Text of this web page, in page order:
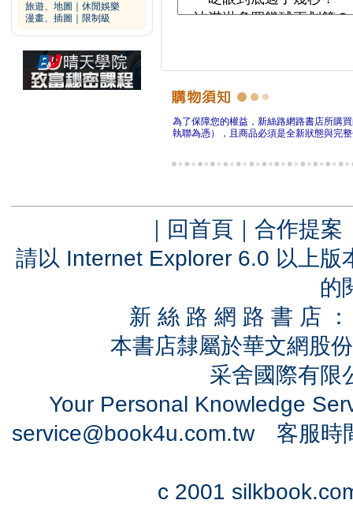
旅遊、地圖
休閒娛樂
漫畫、插圖
限制級
為了保障您的權益，新絲路網路書店所購
執聯為憑），且商品必須是全新狀態與完
｜ 回首頁 ｜ 合作提案
請以 Internet Explorer 6.0 以上
的
新 絲 路 網 路 書 店
本書店隸屬於華文網股
采舍國際有
Your Personal Knowledge
service@book4u.com.tw客服時
c 2001